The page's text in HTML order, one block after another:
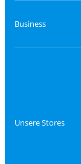
Business
Unsere Stores